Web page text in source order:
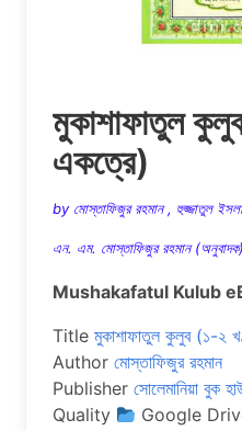
মুকাশাফাতুল
‍একত্রে)
by মোস্তাফিজুর রহমান , হুজ্জাতুল
এন. এম. মোস্তাফিজুর রহমান
Mushakafatul Kulub
Title মুকাশাফাতুল কুলুব (১-২
Author মোস্তাফিজুর রহমান
Publisher সোলেমানিয়া বুক
Quality
Google